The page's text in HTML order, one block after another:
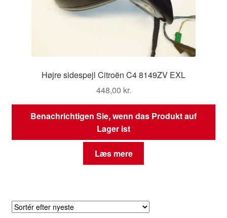
Højre sidespejl Citroën C4 8149ZV EXL
448,00 kr.
Benachrichtigen Sie, wenn das Produkt auf
Lager ist
Læs mere